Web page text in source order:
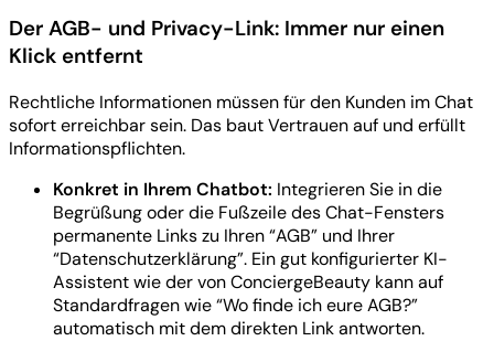
Der AGB- und Privacy-Link: Immer nur einen
Klick entfernt
Rechtliche Informationen müssen für den Kunden im Chat
sofort erreichbar sein. Das baut Vertrauen auf und erfüllt
Informationspflichten.
Konkret in Ihrem Chatbot: Integrieren Sie in die
Begrüßung oder die Fußzeile des Chat-Fensters
permanente Links zu Ihren “AGB” und Ihrer
“Datenschutzerklärung”. Ein gut konfigurierter KI-
Assistent wie der von ConciergeBeauty kann auf
Standardfragen wie “Wo finde ich eure AGB?”
automatisch mit dem direkten Link antworten.